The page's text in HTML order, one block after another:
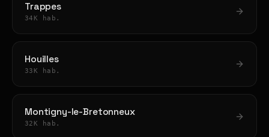
Trappes
34K hab.
Houilles
33K hab.
Montigny-le-Bretonneux
32K hab.